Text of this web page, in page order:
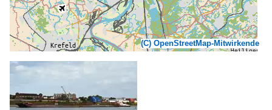
(C) OpenStreetMap-Mitwirkende